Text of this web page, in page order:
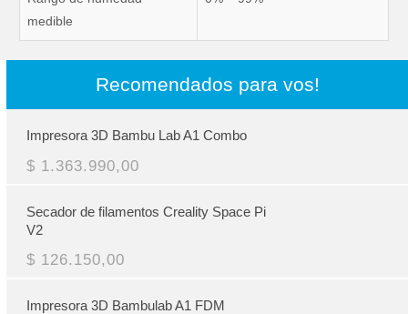
medible
Recomendados para vos!
Impresora 3D Bambu Lab A1 Combo
$ 1.363.990,00
Secador de filamentos Creality Space Pi
V2
$ 126.150,00
Impresora 3D Bambulab A1 FDM